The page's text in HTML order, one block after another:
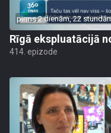
pirms 2 dienām, 22
Rīgā ekspluatācijā
414. epizode